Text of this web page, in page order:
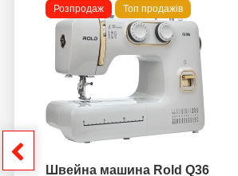
Розпродаж Топ продажів
Швейна машина Rold Q36